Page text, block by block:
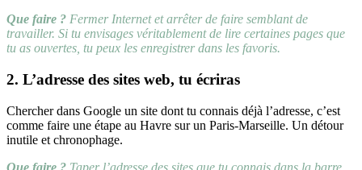
Que faire ? Fermer Internet et arrêter de faire semblant de
travailler. Si tu envisages véritablement de lire certaines pages que
tu as ouvertes, tu peux les enregistrer dans les favoris.
2. L’adresse des sites web, tu écriras
Chercher dans Google un site dont tu connais déjà l’adresse, c’est
comme faire une étape au Havre sur un Paris-Marseille. Un détour
inutile et chronophage.
Que faire ? Taper l’adresse des sites que tu connais dans la barre